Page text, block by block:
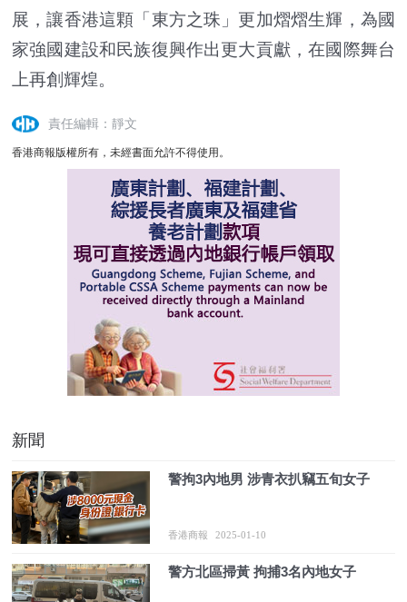
展，讓香港這顆「東方之珠」更加熠熠生輝，為國
家強國建設和民族復興作出更大貢獻，在國際舞台
上再創輝煌。
責任編輯：靜文
香港商報版權所有，未經書面允許不得使用。
新聞
警拘3內地男 涉青衣扒竊五旬女子
香港商報 2025-01-10
警方北區掃黃 拘捕3名內地女子